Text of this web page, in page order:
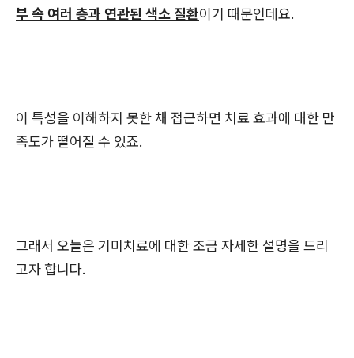
부 속 여러 층과 연관된 색소 질환이기 때문인데요.
이 특성을 이해하지 못한 채 접근하면 치료 효과에 대한 만
족도가 떨어질 수 있죠.
그래서 오늘은 기미치료에 대한 조금 자세한 설명을 드리
고자 합니다.